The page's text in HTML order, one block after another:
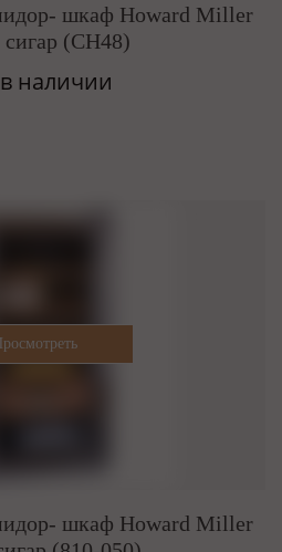
шкаф Howard Miller
сигар (CH48)
наличии
шкаф Howard Miller